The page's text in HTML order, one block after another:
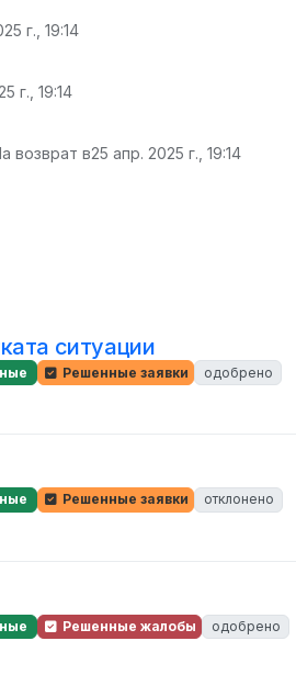
г., 19:14
г., 19:14
возврат в25 апр. 2025 г., 19:14
ситуации
Решенные заявки
одобрено
Решенные заявки
отклонено
Решенные жалобы
одобрено